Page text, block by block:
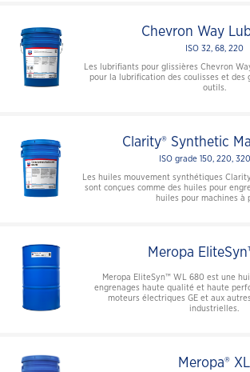
Chevron Way
ISO 32, 68, 220
Les lubrifiants pour glissières Chevron
pour la lubrification des coulisses et des
outils.
Clarity® Synthetic
ISO grade 150, 220,
Les huiles mouvement synthétiques
sont conçues comme des huiles pour
huiles pour machines à
Meropa
Meropa EliteSyn™ WL 680 est une
engrenages haute qualité et haute
moteurs électriques GE et aux
industrielles.
Meropa® XL